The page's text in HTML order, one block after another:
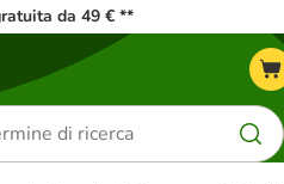
da 49 € **